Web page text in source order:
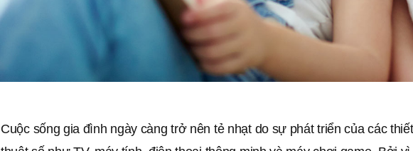
Cuộc sống gia đình ngày càng trở nên tẻ nhạt do sự phát triển của các